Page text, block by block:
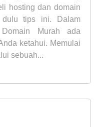
hosting dan domain
dulu tips ini. Dalam
Murah ada
ketahui. Memulai
sebuah...